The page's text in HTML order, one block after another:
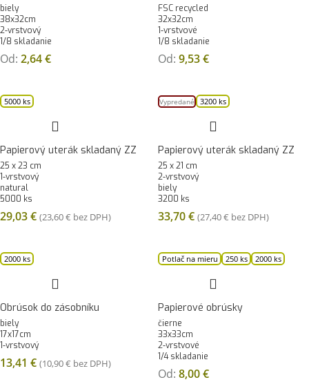
biely
38x32cm
2-vrstvový
1/8 skladanie
Od: 2,64€
FSC recycled
32x32cm
1-vrstvové
1/8 skladanie
Od: 9,53€
5000 ks
Papierový uterák skladaný ZZ
25 x 23 cm
1-vrstvový
natural
5000 ks
29,03€ (23,60€ bez DPH)
Vypredané 3200 ks
Papierový uterák skladaný ZZ
25 x 21 cm
2-vrstvový
biely
3200 ks
33,70€ (27,40€ bez DPH)
2000 ks
Obrúsok do zásobníku
biely
17x17cm
1-vrstvový
13,41 € (10,90€ bez DPH)
Potlač na mieru 250 ks 2000 ks
Papierové obrúsky
čierne
33x33cm
2-vrstvové
1/4 skladanie
Od: 8,00€